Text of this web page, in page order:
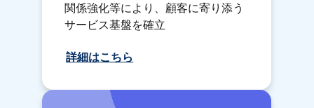
関係強化等により、顧客に寄り添う
サービス基盤を確立
詳細はこちら